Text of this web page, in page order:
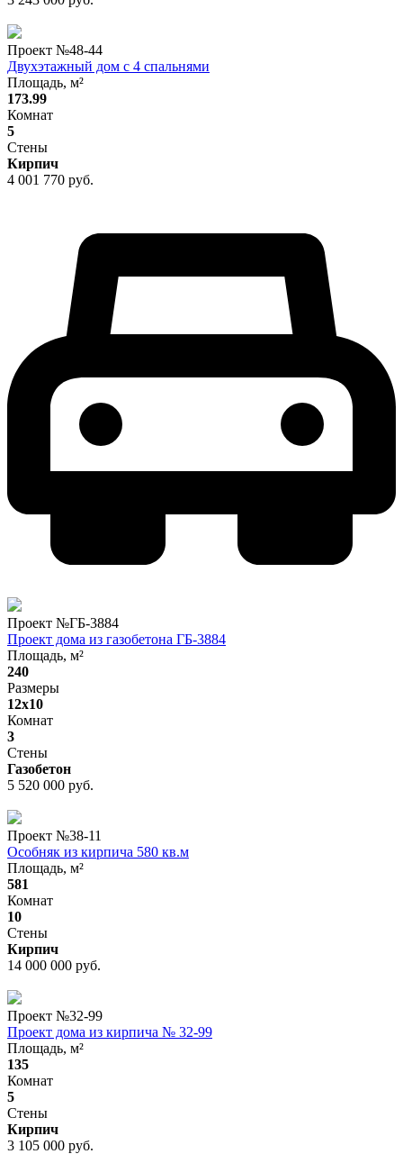
Проект №48-44
Двухэтажный дом с 4 спальнями
Площадь, м²
173.99
Комнат
5
Стены
Кирпич
4 001 770 руб.
Проект №ГБ-3884
Проект дома из газобетона ГБ-3884
Площадь, м²
240
Размеры
12x10
Комнат
3
Стены
Газобетон
5 520 000 руб.
Проект №38-11
Особняк из кирпича 580 кв.м
Площадь, м²
581
Комнат
10
Стены
Кирпич
14 000 000 руб.
Проект №32-99
Проект дома из кирпича № 32-99
Площадь, м²
135
Комнат
5
Стены
Кирпич
3 105 000 руб.